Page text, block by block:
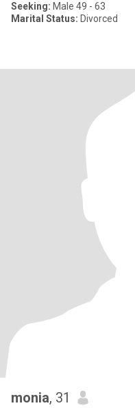
Seeking: Male 49 - 63
Marital Status: Divorced
monia, 31